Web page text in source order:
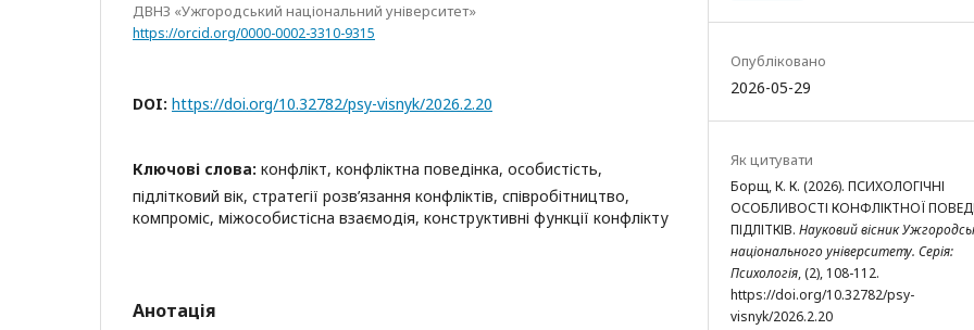
ДВНЗ «Ужгородський національний університет»
https://orcid.org/0000-0002-3310-9315
DOI: https://doi.org/10.32782/psy-visnyk/2026.2.20
Ключові слова: конфлікт, конфліктна поведінка, особистість,
підлітковий вік, стратегії розв’язання конфліктів, співробітництво,
компроміс, міжособистісна взаємодія, конструктивні функції конфлікту
Анотація
Опубліковано
2026-05-29
Як цитувати
Борщ, К. К. (2026). ПСИХОЛОГІЧНІ
ОСОБЛИВОСТІ КОНФЛІКТНОЇ
ПІДЛІТКІВ. Науковий вісник
національного університету. Серія:
Психологія, (2), 108-112.
https://doi.org/10.32782/psy-
visnyk/2026.2.20